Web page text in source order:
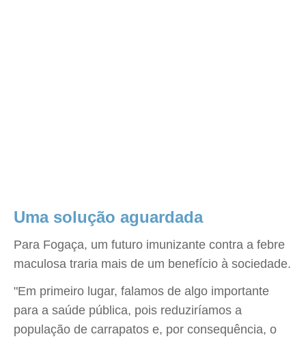
Uma solução aguardada
Para Fogaça, um futuro imunizante contra a febre
maculosa traria mais de um benefício à sociedade.
"Em primeiro lugar, falamos de algo importante
para a saúde pública, pois reduziríamos a
população de carrapatos e, por consequência, o